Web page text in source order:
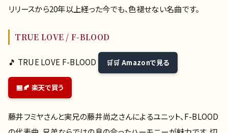
リリースから20年以上経った今でも、色褪せない名曲です。
TRUE LOVE / F-BLOOD
🎵 TRUE LOVE F-BLOOD 🛒 Amazonで見る
🍂 楽天で買う
藤井フミヤさんと実兄の藤井尚之さんによるユニット、F-BLOOD